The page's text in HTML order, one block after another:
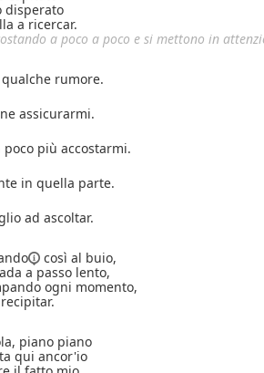
disperato
a ricercar.
a poco a poco e si mettono in
rumore.
assicurarmi.
poco più accostarmi.
in quella parte.
ad ascoltar.
così al buio,
a passo lento,
ogni momento,
piano piano
qui ancor'io